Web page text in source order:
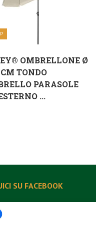
OMBRELLONE Ø
TONDO
PARASOLE
...
SU FACEBOOK